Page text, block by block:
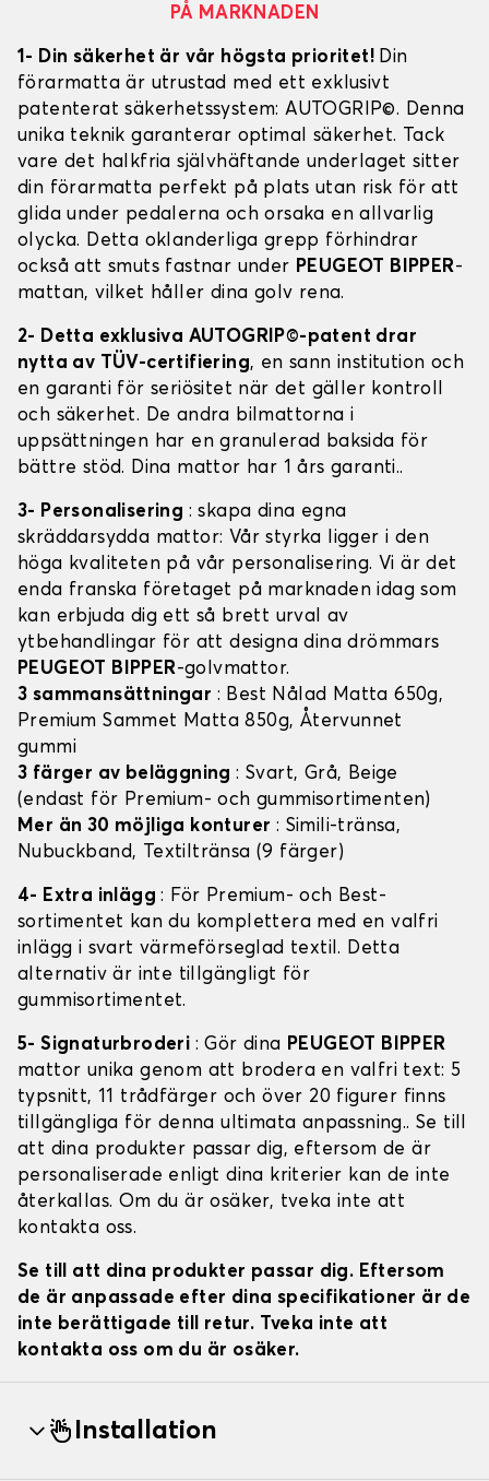
PÅ MARKNADEN
1- Din säkerhet är vår högsta prioritet! Din
förarmatta är utrustad med ett exklusivt
patenterat säkerhetssystem: AUTOGRIP©. Denna
unika teknik garanterar optimal säkerhet. Tack
vare det halkfria självhäftande underlaget sitter
din förarmatta perfekt på plats utan risk för att
glida under pedalerna och orsaka en allvarlig
olycka. Detta oklanderliga grepp förhindrar
också att smuts fastnar under PEUGEOT BIPPER-
mattan, vilket håller dina golv rena.
2- Detta exklusiva AUTOGRIP©-patent drar
nytta av TÜV-certifiering, en sann institution och
en garanti för seriösitet när det gäller kontroll
och säkerhet. De andra bilmattorna i
uppsättningen har en granulerad baksida för
bättre stöd. Dina mattor har 1 års garanti..
3- Personalisering : skapa dina egna
skräddarsydda mattor: Vår styrka ligger i den
höga kvaliteten på vår personalisering. Vi är det
enda franska företaget på marknaden idag som
kan erbjuda dig ett så brett urval av
ytbehandlingar för att designa dina drömmars
PEUGEOT BIPPER-golvmattor.
3 sammansättningar : Best Nålad Matta 650g,
Premium Sammet Matta 850g, Återvunnet
gummi
3 färger av beläggning: Svart, Grå, Beige
(endast för Premium- och gummisortimenten)
Mer än 30 möjliga konturer : Simili-tränsa,
Nubuckband, Textiltränsa (9 färger)
4- Extra inlägg: För Premium- och Best-
sortimentet kan du komplettera med en valfri
inlägg i svart värmeförseglad textil. Detta
alternativ är inte tillgängligt för
gummisortimentet.
5- Signaturbroderi : Gör dina PEUGEOT BIPPER
mattor unika genom att brodera en valfri text: 5
typsnitt, 11 trådfärger och över 20 figurer finns
tillgängliga för denna ultimata anpassning.. Se till
att dina produkter passar dig, eftersom de är
personaliserade enligt dina kriterier kan de inte
återkallas. Om du är osäker, tveka inte att
kontakta oss.
Se till att dina produkter passar dig. Eftersom
de är anpassade efter dina specifikationer är de
inte berättigade till retur. Tveka inte att
kontakta oss om du är osäker.
Installation